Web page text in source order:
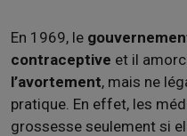
En 1969, le
contraceptive et il
l’avortement, mais ne
pratique. En effet, les
grossesse seulement si